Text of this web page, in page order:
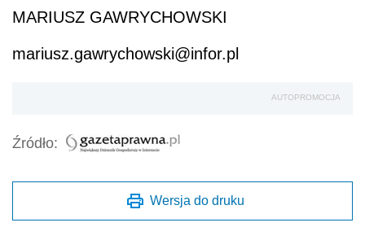
MARIUSZ GAWRYCHOWSKI
mariusz.gawrychowski@infor.pl
AUTOPROMOCJA
Źródło:
Wersja do druku